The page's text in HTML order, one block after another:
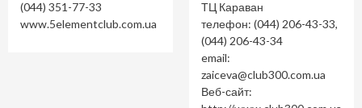
(044) 351-77-33
www.5elementclub.com.ua
ТЦ Караван
телефон: (044) 206-43-33,
(044) 206-43-34
email:
zaiceva@club300.com.ua
Веб-сайт: